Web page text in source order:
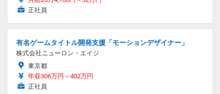
正社員
有名ゲームタイトル開発支援「モーションデザイナー」
株式会社ニューロン・エイジ
東京都
年収306万円～402万円
正社員